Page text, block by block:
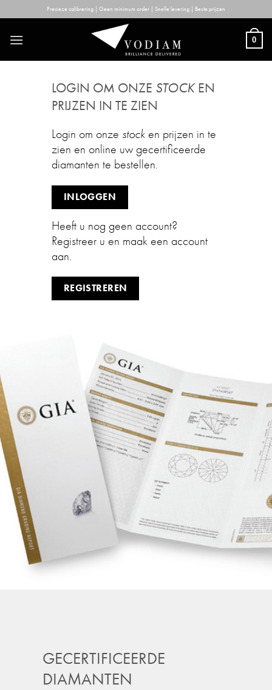
to
content
Precieze calibrering | Geen minimum order | Snelle levering | Beste prijzen
0
LOGIN OM ONZE STOCKEN
PRIJZEN IN TE ZIEN
Login om onze stock en prijzen in te
zien en online uw gecertificeerde
diamanten te bestellen.
INLOGGEN
Heeft u nog geen account?
Registreer u en maak een account
aan.
REGISTREREN
GECERTIFICEERDE
DIAMANTEN